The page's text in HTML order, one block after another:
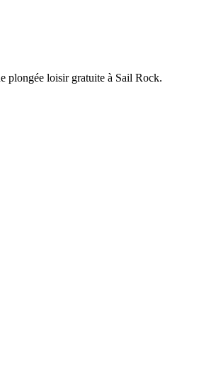
plongée loisir gratuite à Sail Rock.